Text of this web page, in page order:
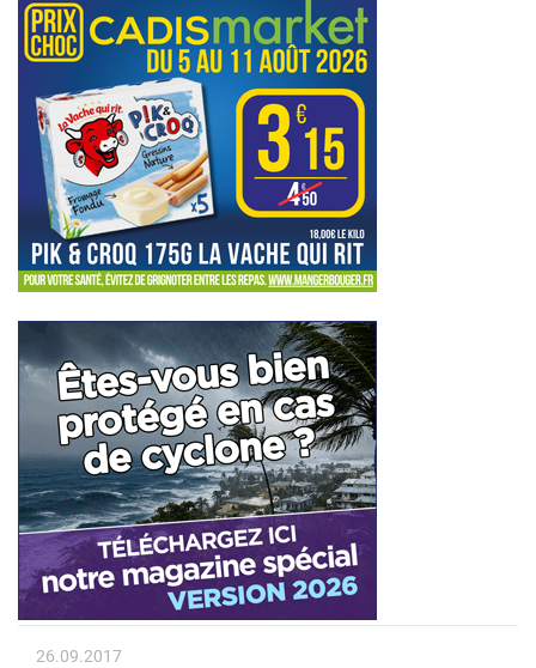
26.09.2017